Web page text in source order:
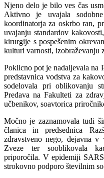
Njeno delo je bilo ves čas
Aktivno je uvajala
koordinatorja za oskrbo ran,
uvajanju standardov
kirurgije s pospešenim
kulturi varnosti, izobraževanju
Poklicno pot je nadaljevala
predstavnica vodstva za
sodelovala pri oblikovanju
Predava na Fakulteti za
učbenikov, soavtorica
Močno je zaznamovala tudi
članica in predsednica
zdravstveno nego, dejavna
Zveze ter sooblikovala
priporočila. V epidemiji
strokovno podporo številnim